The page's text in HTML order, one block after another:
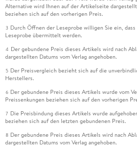
Alternative wird Ihnen auf der Artikelseite
beziehen sich auf den vorherigen Preis.
3 Durch Öffnen der Leseprobe willigen Sie ein,
Leseprobe übermittelt werden.
4 Der gebundene Preis dieses Artikels wird nach
dargestellten Datums vom Verlag angehoben.
5 Der Preisvergleich bezieht sich auf die
Herstellers.
6 Der gebundene Preis dieses Artikels wurde vom
Preissenkungen beziehen sich auf den vorherigen
7 Die Preisbindung dieses Artikels wurde
beziehen sich auf den letzten gebundenen Preis.
8 Der gebundene Preis dieses Artikels wird nach
dargestellten Datums vom Verlag angehoben.